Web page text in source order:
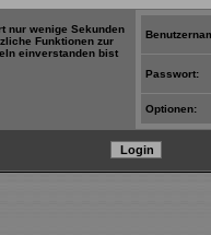
nur wenige Sekunden
Funktionen zur
einverstanden bist
Passwort:
Optionen: